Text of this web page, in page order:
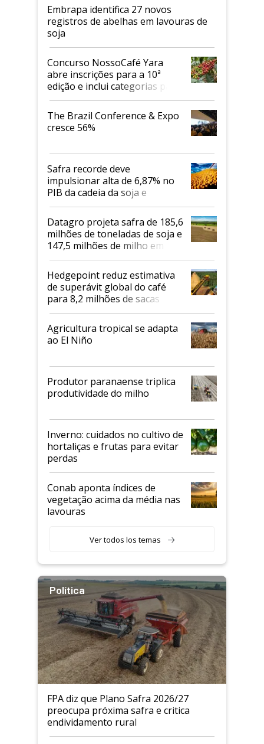
Embrapa identifica 27 novos
registros de abelhas em lavouras de
soja
Concurso NossoCafé Yara
abre inscrições para a 10ª
edição e inclui categorias para
cafés Canephora
The Brazil Conference & Expo
cresce 56%
Safra recorde deve
impulsionar alta de 6,87% no
PIB da cadeia da soja e
biodiesel em 2026
Datagro projeta safra de 185,6
milhões de toneladas de soja e
147,5 milhões de milho em
2026/27
Hedgepoint reduz estimativa
de superávit global do café
para 8,2 milhões de sacas
Agricultura tropical se adapta
ao El Niño
Produtor paranaense triplica
produtividade do milho
Inverno: cuidados no cultivo de
hortaliças e frutas para evitar
perdas
Conab aponta índices de
vegetação acima da média nas
lavouras
Ver todos los temas
Política
FPA diz que Plano Safra 2026/27
preocupa próxima safra e critica
endividamento rural